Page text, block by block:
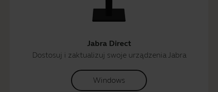
Jabra Direct
Dostosuj i zaktualizuj swoje urządzenia Jabra
Windows